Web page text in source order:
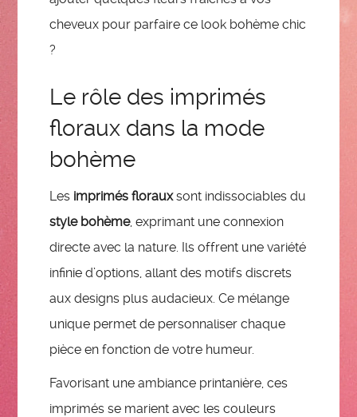
cheveux pour parfaire ce look bohème chic
?
Le rôle des imprimés
floraux dans la mode
bohème
Les imprimés florauxsont indissociables du
style bohème, exprimant une connexion
directe avec la nature. Ils offrent une variété
infinie d’options, allant des motifs discrets
aux designs plus audacieux. Ce mélange
unique permet de personnaliser chaque
pièce en fonction de votre humeur.
Favorisant une ambiance printanière, ces
imprimés se marient avec les couleurs